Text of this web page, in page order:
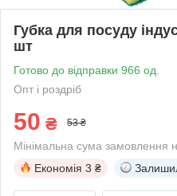
Губка для посуду
шт
Готово до відправки 966 од.
Опт і роздріб
50 ₴ 53 ₴
Мінімальна сума замовлення
Економія 3 ₴